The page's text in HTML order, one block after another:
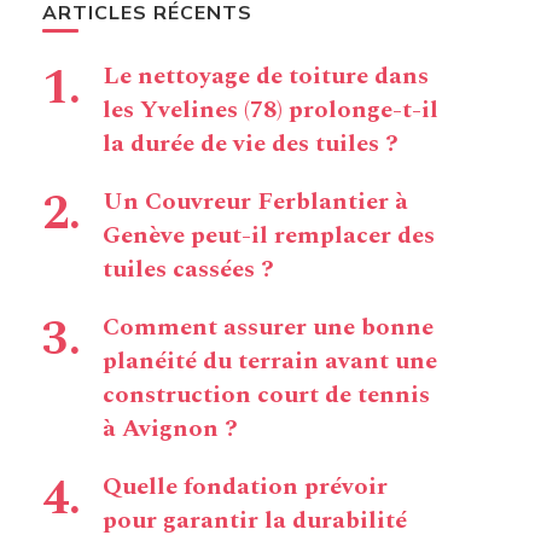
ARTICLES RÉCENTS
Le nettoyage de toiture dans
les Yvelines (78) prolonge-t-il
la durée de vie des tuiles ?
Un Couvreur Ferblantier à
Genève peut-il remplacer des
tuiles cassées ?
Comment assurer une bonne
planéité du terrain avant une
construction court de tennis
à Avignon ?
Quelle fondation prévoir
pour garantir la durabilité